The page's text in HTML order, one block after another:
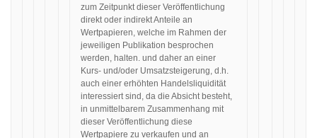
zum Zeitpunkt dieser Veröffentlichung
direkt oder indirekt Anteile an
Wertpapieren, welche im Rahmen der
jeweiligen Publikation besprochen
werden, halten. und daher an einer
Kurs- und/oder Umsatzsteigerung, d.h.
auch einer erhöhten Handelsliquidität
interessiert sind, da die Absicht besteht,
in unmittelbarem Zusammenhang mit
dieser Veröffentlichung diese
Wertpapiere zu verkaufen und an